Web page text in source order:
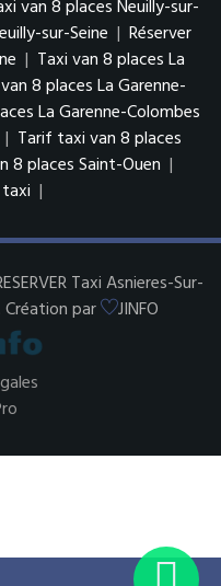
van 8 places Neuilly-sur-
sur-Seine | Réserver
| Taxi van 8 places La
8 places La Garenne-
La Garenne-Colombes
| Tarif taxi van 8 places
8 places Saint-Ouen |
|
Taxi Asnieres-Sur-
Création par
JINFO